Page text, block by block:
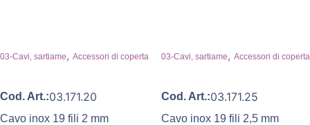
03-Cavi, sartiame, Accessori di coperta
Cod. Art.:03.171.20
Cavo inox 19 fili 2 mm
03-Cavi, sartiame, Accessori di coperta
Cod. Art.:03.171.25
Cavo inox 19 fili 2,5 mm